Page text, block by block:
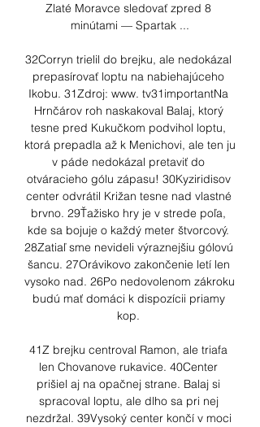
Zlaté Moravce sledovať zpred 8
minútami — Spartak ...
32Corryn trielil do brejku, ale nedokázal
prepasírovať loptu na nabiehajúceho
Ikobu. 31Zdroj: www. tv31importantNa
Hrnčárov roh naskakoval Balaj, ktorý
tesne pred Kukučkom podvihol loptu,
ktorá prepadla až k Menichovi, ale ten ju
v páde nedokázal pretaviť do
otváracieho gólu zápasu! 30Kyziridisov
center odvrátil Križan tesne nad vlastné
brvno. 29Ťažisko hry je v strede poľa,
kde sa bojuje o každý meter štvorcový.
28Zatiaľ sme nevideli výraznejšiu gólovú
šancu. 27Orávikovo zakončenie letí len
vysoko nad. 26Po nedovolenom zákroku
budú mať domáci k dispozícii priamy
kop.
41Z brejku centroval Ramon, ale triafa
len Chovanove rukavice. 40Center
prišiel aj na opačnej strane. Balaj si
spracoval loptu, ale dlho sa pri nej
nezdržal. 39Vysoký center končí v moci